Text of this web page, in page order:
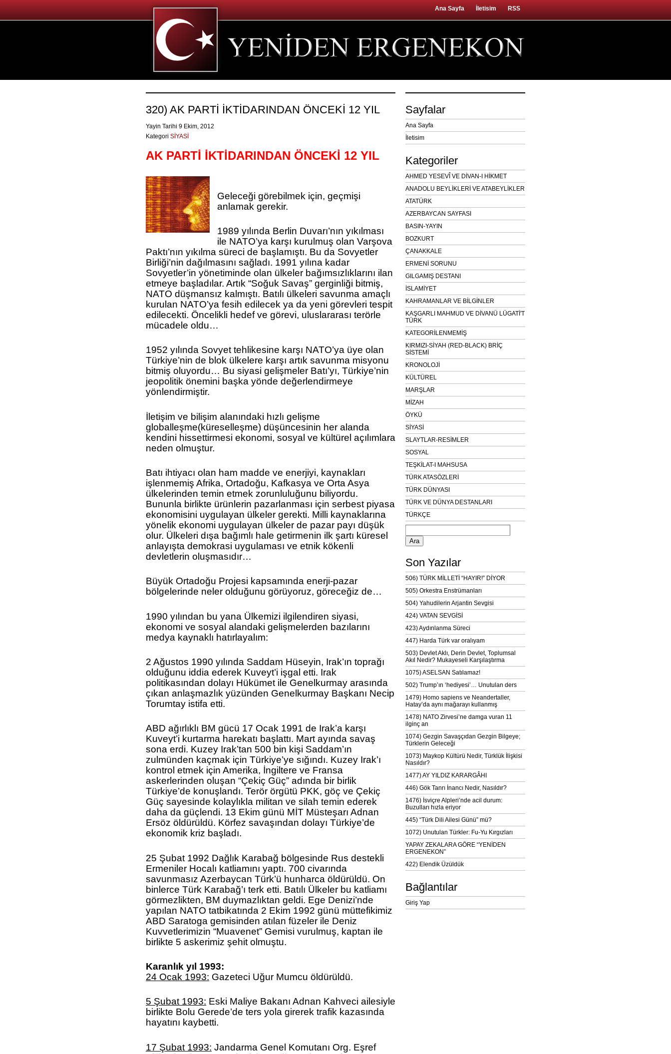
Ana Sayfa İletisim RSS
320) AK PARTİ İKTİDARINDAN ÖNCEKİ 12 YIL
Yayin Tarihi 9 Ekim, 2012
Kategori SİYASİ
AK PARTİ İKTİDARINDAN ÖNCEKİ 12 YIL
Geleceği görebilmek için, geçmişi
anlamak gerekir.
1989 yılında Berlin Duvarı’nın yıkılması
ile NATO’ya karşı kurulmuş olan Varşova
Paktı’nın yıkılma süreci de başlamıştı. Bu da Sovyetler
Birliği’nin dağılmasını sağladı. 1991 yılına kadar
Sovyetler’in yönetiminde olan ülkeler bağımsızlıklarını ilan
etmeye başladılar. Artık “Soğuk Savaş” gerginliği bitmiş,
NATO düşmansız kalmıştı. Batılı ülkeleri savunma amaçlı
kurulan NATO’ya fesih edilecek ya da yeni görevleri tespit
edilecekti. Öncelikli hedef ve görevi, uluslararası terörle
mücadele oldu…
1952 yılında Sovyet tehlikesine karşı NATO’ya üye olan
Türkiye’nin de blok ülkelere karşı artık savunma misyonu
bitmiş oluyordu… Bu siyasi gelişmeler Batı’yı, Türkiye’nin
jeopolitik önemini başka yönde değerlendirmeye
yönlendirmiştir.
İletişim ve bilişim alanındaki hızlı gelişme
globalleşme(küreselleşme) düşüncesinin her alanda
kendini hissettirmesi ekonomi, sosyal ve kültürel açılımlara
neden olmuştur.
Batı ihtiyacı olan ham madde ve enerjiyi, kaynakları
işlenmemiş Afrika, Ortadoğu, Kafkasya ve Orta Asya
ülkelerinden temin etmek zorunluluğunu biliyordu.
Bununla birlikte ürünlerin pazarlanması için serbest piyasa
ekonomisini uygulayan ülkeler gerekti. Milli kaynaklarına
yönelik ekonomi uygulayan ülkeler de pazar payı düşük
olur. Ülkeleri dışa bağımlı hale getirmenin ilk şartı küresel
anlayışta demokrasi uygulaması ve etnik kökenli
devletlerin oluşmasıdır…
Büyük Ortadoğu Projesi kapsamında enerji-pazar
bölgelerinde neler olduğunu görüyoruz, göreceğiz de…
1990 yılından bu yana Ülkemizi ilgilendiren siyasi,
ekonomi ve sosyal alandaki gelişmelerden bazılarını
medya kaynaklı hatırlayalım:
2 Ağustos 1990 yılında Saddam Hüseyin, Irak’ın toprağı
olduğunu iddia ederek Kuveyt’i işgal etti. Irak
politikasından dolayı Hükümet ile Genelkurmay arasında
çıkan anlaşmazlık yüzünden Genelkurmay Başkanı Necip
Torumtay istifa etti.
ABD ağırlıklı BM gücü 17 Ocak 1991 de Irak’a karşı
Kuveyt’i kurtarma harekatı başlattı. Mart ayında savaş
sona erdi. Kuzey Irak’tan 500 bin kişi Saddam’ın
zulmünden kaçmak için Türkiye’ye sığındı. Kuzey Irak’ı
kontrol etmek için Amerika, İngiltere ve Fransa
askerlerinden oluşan “Çekiç Güç” adında bir birlik
Türkiye’de konuşlandı. Terör örgütü PKK, göç ve Çekiç
Güç sayesinde kolaylıkla militan ve silah temin ederek
daha da güçlendi. 13 Ekim günü MİT Müsteşarı Adnan
Ersöz öldürüldü. Körfez savaşından dolayı Türkiye’de
ekonomik kriz başladı.
25 Şubat 1992 Dağlık Karabağ bölgesinde Rus destekli
Ermeniler Hocalı katliamını yaptı. 700 civarında
savunmasız Azerbaycan Türk’ü hunharca öldürüldü. On
binlerce Türk Karabağ’ı terk etti. Batılı Ülkeler bu katliamı
görmezlikten, BM duymazlıktan geldi. Ege Denizi’nde
yapılan NATO tatbikatında 2 Ekim 1992 günü müttefikimiz
ABD Saratoga gemisinden atılan füzeler ile Deniz
Kuvvetlerimizin “Muavenet” Gemisi vurulmuş, kaptan ile
birlikte 5 askerimiz şehit olmuştu.
Karanlık yıl 1993:
24 Ocak 1993: Gazeteci Uğur Mumcu öldürüldü.
5 Şubat 1993: Eski Maliye Bakanı Adnan Kahveci ailesiyle
birlikte Bolu Gerede’de ters yola girerek trafik kazasında
hayatını kaybetti.
17 Şubat 1993: Jandarma Genel Komutanı Org. Eşref
Sayfalar
Ana Sayfa
İletisim
Kategoriler
AHMED YESEVÎ VE DİVAN-I HİKMET
ANADOLU BEYLİKLERİ VE ATABEYLİKLER
ATATÜRK
AZERBAYCAN SAYFASI
BASIN-YAYIN
BOZKURT
ÇANAKKALE
ERMENİ SORUNU
GILGAMIŞ DESTANI
İSLAMİYET
KAHRAMANLAR VE BİLGİNLER
KAŞGARLI MAHMUD VE DİVANÜ LÜGATİ'T
TÜRK
KATEGORİLENMEMİŞ
KIRMIZI-SİYAH (RED-BLACK) BRİÇ
SİSTEMİ
KRONOLOJİ
KÜLTÜREL
MARŞLAR
MİZAH
ÖYKÜ
SİYASİ
SLAYTLAR-RESİMLER
SOSYAL
TEŞKİLAT-I MAHSUSA
TÜRK ATASÖZLERİ
TÜRK DÜNYASI
TÜRK VE DÜNYA DESTANLARI
TÜRKÇE
Arama:
Son Yazılar
506) TÜRK MİLLETİ “HAYIR!” DİYOR
505) Orkestra Enstrümanları
504) Yahudilerin Arjantin Sevgisi
424) VATAN SEVGİSİ
423) Aydınlanma Süreci
447) Harda Türk var oralıyam
503) Devlet Aklı, Derin Devlet, Toplumsal
Akıl Nedir? Mukayeseli Karşılaştırma
1075) ASELSAN Satılamaz!
502) Trump’ın ‘hediyesi’… Unutulan ders
1479) Homo sapiens ve Neandertaller,
Hatay’da aynı mağarayı kullanmış
1478) NATO Zirvesi’ne damga vuran 11
ilginç an
1074) Gezgin Savaşçıdan Gezgin Bilgeye;
Türklerin Geleceği
1073) Maykop Kültürü Nedir, Türklük İlişkisi
Nasıldır?
1477) AY YILDIZ KARARGÂHI
446) Gök Tanrı İnancı Nedir, Nasıldır?
1476) İsviçre Alpleri’nde acil durum:
Buzulları hızla eriyor
445) “Türk Dili Ailesi Günü” mü?
1072) Unutulan Türkler: Fu-Yu Kırgızları
YAPAY ZEKALARA GÖRE “YENİDEN
ERGENEKON”
422) Elendik Üzüldük
Bağlantılar
Giriş Yap